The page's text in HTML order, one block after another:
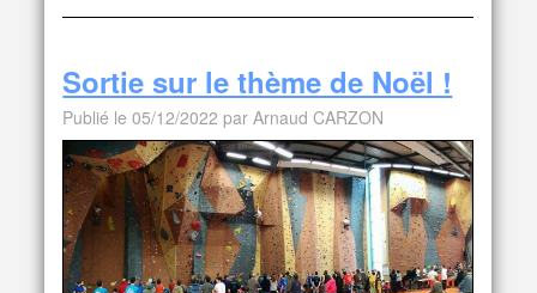
Sortie sur le thème de Noël !
Publié le 05/12/2022 par Arnaud CARZON